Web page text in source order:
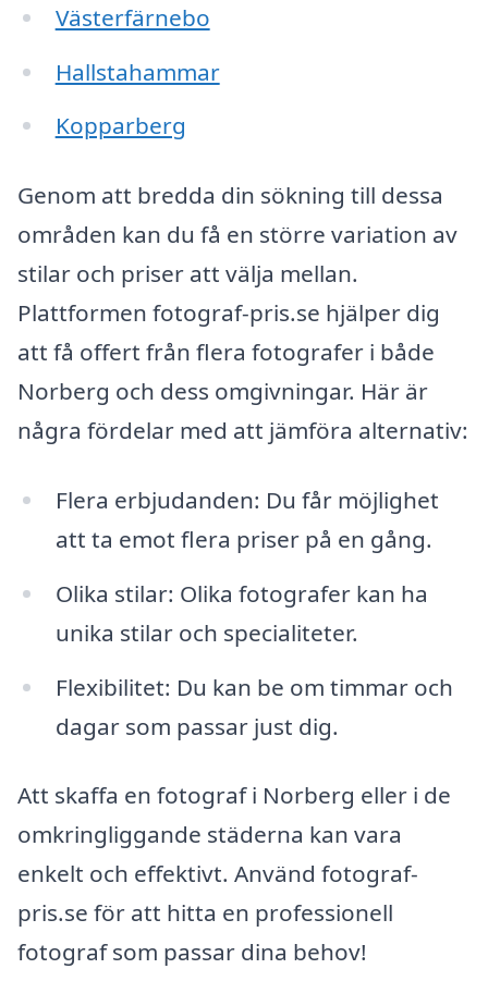
Västerfärnebo
Hallstahammar
Kopparberg
Genom att bredda din sökning till dessa
områden kan du få en större variation av
stilar och priser att välja mellan.
Plattformen fotograf-pris.se hjälper dig
att få offert från flera fotografer i både
Norberg och dess omgivningar. Här är
några fördelar med att jämföra alternativ:
Flera erbjudanden: Du får möjlighet
att ta emot flera priser på en gång.
Olika stilar: Olika fotografer kan ha
unika stilar och specialiteter.
Flexibilitet: Du kan be om timmar och
dagar som passar just dig.
Att skaffa en fotograf i Norberg eller i de
omkringliggande städerna kan vara
enkelt och effektivt. Använd fotograf-
pris.se för att hitta en professionell
fotograf som passar dina behov!